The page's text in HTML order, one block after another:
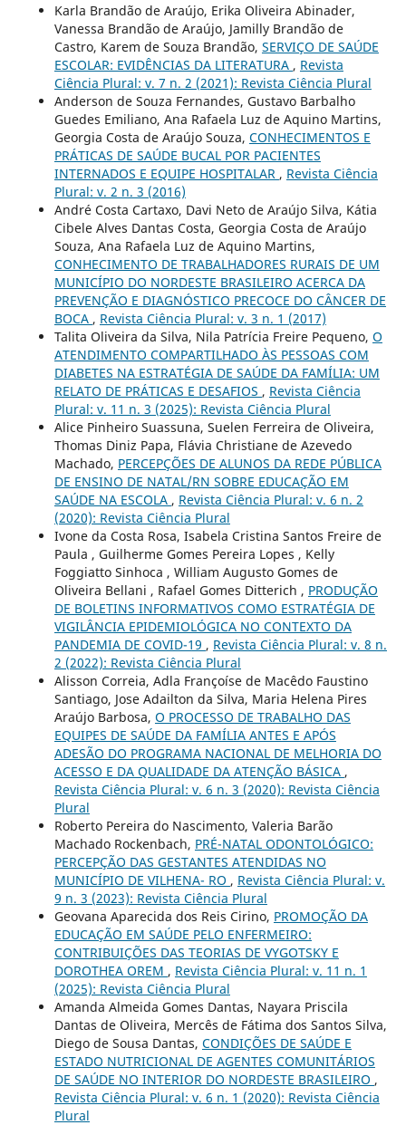
Karla Brandão de Araújo, Erika Oliveira Abinader,
Vanessa Brandão de Araújo, Jamilly Brandão de
Castro, Karem de Souza Brandão, SERVIÇO DE SAÚDE
ESCOLAR: EVIDÊNCIAS DA LITERATURA , Revista
Ciência Plural: v. 7 n. 2 (2021): Revista Ciência Plural
Anderson de Souza Fernandes, Gustavo Barbalho
Guedes Emiliano, Ana Rafaela Luz de Aquino Martins,
Georgia Costa de Araújo Souza, CONHECIMENTOS E
PRÁTICAS DE SAÚDE BUCAL POR PACIENTES
INTERNADOS E EQUIPE HOSPITALAR , Revista Ciência
Plural: v. 2 n. 3 (2016)
André Costa Cartaxo, Davi Neto de Araújo Silva, Kátia
Cibele Alves Dantas Costa, Georgia Costa de Araújo
Souza, Ana Rafaela Luz de Aquino Martins,
CONHECIMENTO DE TRABALHADORES RURAIS DE UM
MUNICÍPIO DO NORDESTE BRASILEIRO ACERCA DA
PREVENÇÃO E DIAGNÓSTICO PRECOCE DO CÂNCER DE
BOCA , Revista Ciência Plural: v. 3 n. 1 (2017)
Talita Oliveira da Silva, Nila Patrícia Freire Pequeno, O
ATENDIMENTO COMPARTILHADO ÀS PESSOAS COM
DIABETES NA ESTRATÉGIA DE SAÚDE DA FAMÍLIA: UM
RELATO DE PRÁTICAS E DESAFIOS , Revista Ciência
Plural: v. 11 n. 3 (2025): Revista Ciência Plural
Alice Pinheiro Suassuna, Suelen Ferreira de Oliveira,
Thomas Diniz Papa, Flávia Christiane de Azevedo
Machado, PERCEPÇÕES DE ALUNOS DA REDE PÚBLICA
DE ENSINO DE NATAL/RN SOBRE EDUCAÇÃO EM
SAÚDE NA ESCOLA , Revista Ciência Plural: v. 6 n. 2
(2020): Revista Ciência Plural
Ivone da Costa Rosa, Isabela Cristina Santos Freire de
Paula , Guilherme Gomes Pereira Lopes , Kelly
Foggiatto Sinhoca , William Augusto Gomes de
Oliveira Bellani , Rafael Gomes Ditterich , PRODUÇÃO
DE BOLETINS INFORMATIVOS COMO ESTRATÉGIA DE
VIGILÂNCIA EPIDEMIOLÓGICA NO CONTEXTO DA
PANDEMIA DE COVID-19 , Revista Ciência Plural: v. 8 n.
2 (2022): Revista Ciência Plural
Alisson Correia, Adla Françoíse de Macêdo Faustino
Santiago, Jose Adailton da Silva, Maria Helena Pires
Araújo Barbosa, O PROCESSO DE TRABALHO DAS
EQUIPES DE SAÚDE DA FAMÍLIA ANTES E APÓS
ADESÃO DO PROGRAMA NACIONAL DE MELHORIA DO
ACESSO E DA QUALIDADE DA ATENÇÃO BÁSICA ,
Revista Ciência Plural: v. 6 n. 3 (2020): Revista Ciência
Plural
Roberto Pereira do Nascimento, Valeria Barão
Machado Rockenbach, PRÉ-NATAL ODONTOLÓGICO:
PERCEPÇÃO DAS GESTANTES ATENDIDAS NO
MUNICÍPIO DE VILHENA- RO , Revista Ciência Plural: v.
9 n. 3 (2023): Revista Ciência Plural
Geovana Aparecida dos Reis Cirino, PROMOÇÃO DA
EDUCAÇÃO EM SAÚDE PELO ENFERMEIRO:
CONTRIBUIÇÕES DAS TEORIAS DE VYGOTSKY E
DOROTHEA OREM , Revista Ciência Plural: v. 11 n. 1
(2025): Revista Ciência Plural
Amanda Almeida Gomes Dantas, Nayara Priscila
Dantas de Oliveira, Mercês de Fátima dos Santos Silva,
Diego de Sousa Dantas, CONDIÇÕES DE SAÚDE E
ESTADO NUTRICIONAL DE AGENTES COMUNITÁRIOS
DE SAÚDE NO INTERIOR DO NORDESTE BRASILEIRO ,
Revista Ciência Plural: v. 6 n. 1 (2020): Revista Ciência
Plural